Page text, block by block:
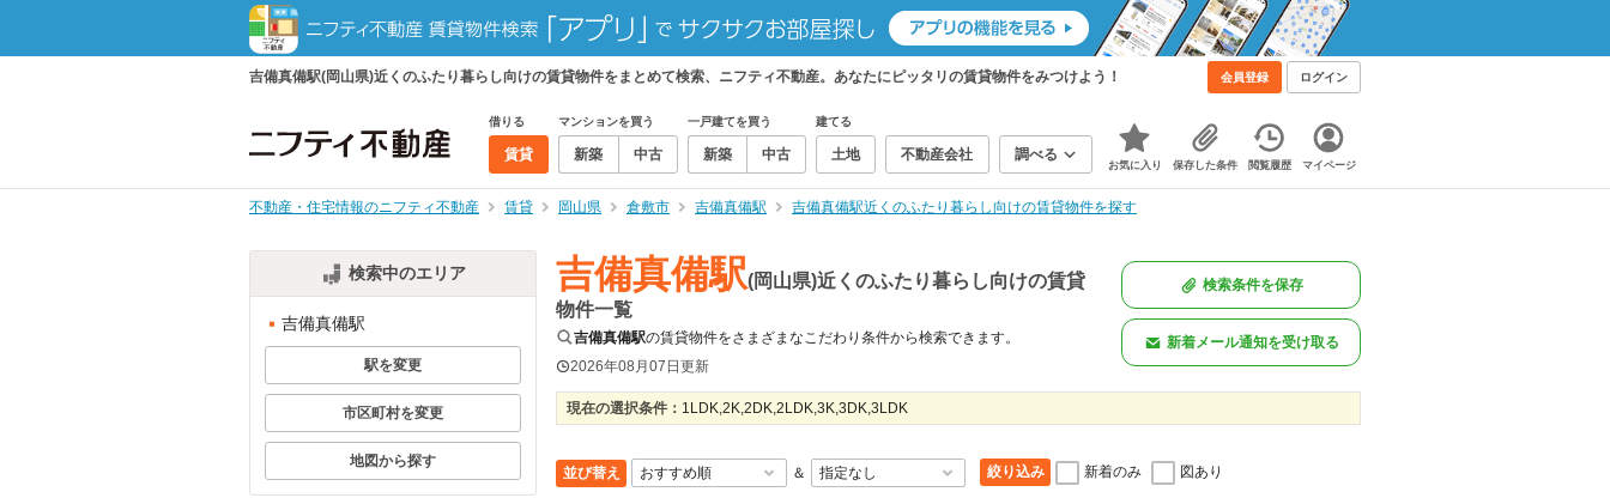
吉備真備駅(岡山県)近くのふたり暮らし向けの賃貸物件をまとめて検索、ニフティ不動産。あなたにピッタリの賃貸物件をみつけよう！ 会員登録 ログイン
借りる
賃貸
マンションを買う
新築 中古
一戸建てを買う
新築 中古
建てる
土地 不動産会社 調べる
お気に入り 保存した条件 閲覧履歴 マイページ
不動産・住宅情報のニフティ不動産 賃貸 岡山県 倉敷市 吉備真備駅 吉備真備駅近くのふたり暮らし向けの賃貸物件を探す
検索中のエリア
吉備真備駅
駅を変更
市区町村を変更
地図から探す
吉備真備駅(岡山県)近くのふたり暮らし向けの賃貸
物件一覧
吉備真備駅の賃貸物件をさまざまなこだわり条件から検索できます。
2026年08月07日更新
検索条件を保存
新着メール通知を受け取る
現在の選択条件： 1LDK,2K,2DK,2LDK,3K,3DK,3LDK
並び替え ＆ 絞り込み 新着のみ 図あり